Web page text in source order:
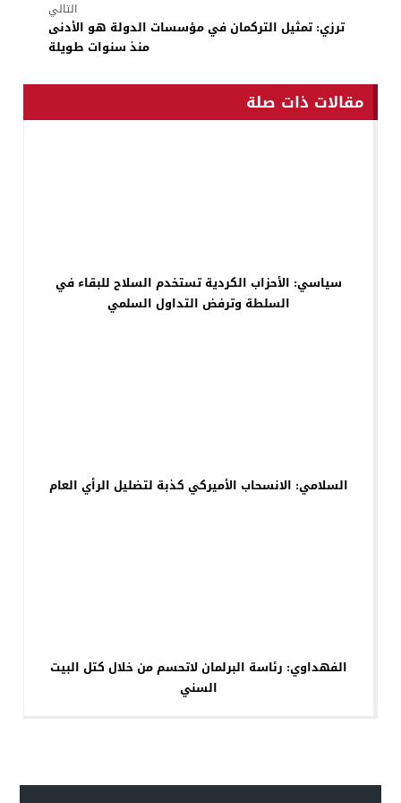
التالي
ترزي: تمثيل التركمان في مؤسسات الدولة هو الأدنى
منذ سنوات طويلة
مقالات ذات صلة
سياسي: الأحزاب الكردية تستخدم السلاح للبقاء في
السلطة وترفض التداول السلمي
السلامي: الانسحاب الأميركي كذبة لتضليل الرأي العام
الفهداوي: رئاسة البرلمان لاتحسم من خلال كتل البيت
السني